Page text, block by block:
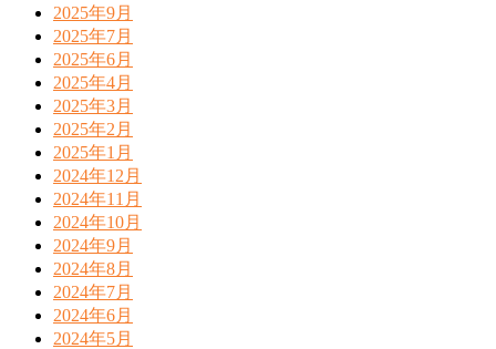
2025年9月
2025年7月
2025年6月
2025年4月
2025年3月
2025年2月
2025年1月
2024年12月
2024年11月
2024年10月
2024年9月
2024年8月
2024年7月
2024年6月
2024年5月